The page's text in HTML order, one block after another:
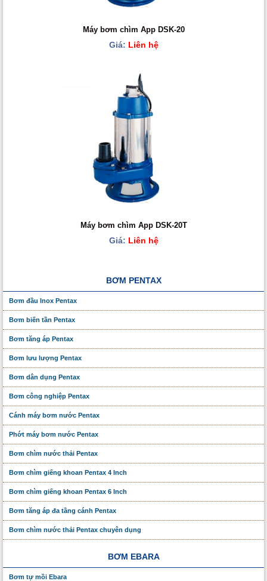
Máy bơm chìm App DSK-20
Giá: Liên hệ
Máy bơm chìm App DSK-20T
Giá: Liên hệ
BƠM PENTAX
Bơm đầu Inox Pentax
Bơm biến tần Pentax
Bơm tăng áp Pentax
Bơm lưu lượng Pentax
Bơm dân dụng Pentax
Bơm công nghiệp Pentax
Cánh máy bơm nước Pentax
Phớt máy bơm nước Pentax
Bơm chìm nước thải Pentax
Bơm chìm giếng khoan Pentax 4 Inch
Bơm chìm giếng khoan Pentax 6 Inch
Bơm tăng áp đa tầng cánh Pentax
Bơm chìm nước thải Pentax chuyên dụng
BƠM EBARA
Bơm tự mồi Ebara